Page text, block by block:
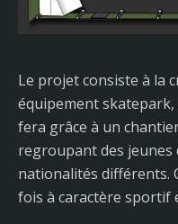
Le projet consiste à la
équipement
fera grâce à un
regroupant des jeunes
nationalités différents.
fois à caractère sportif